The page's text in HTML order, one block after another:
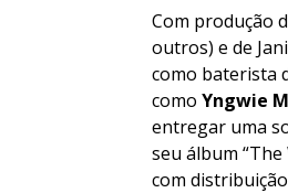
Com produção
outros) e de
como baterista
como Yngwie
entregar uma
seu álbum
com